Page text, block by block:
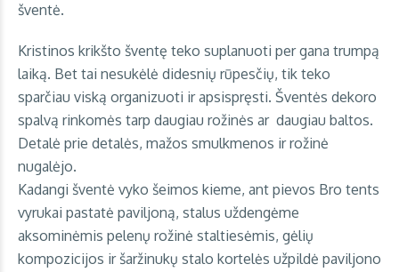
šventė.
Kristinos krikšto šventę teko suplanuoti per gana trumpą
laiką. Bet tai nesukėlė didesnių rūpesčių, tik teko
sparčiau viską organizuoti ir apsispręsti. Šventės dekoro
spalvą rinkomės tarp daugiau rožinės ar daugiau baltos.
Detalė prie detalės, mažos smulkmenos ir rožinė
nugalėjo.
Kadangi šventė vyko šeimos kieme, ant pievos Bro tents
vyrukai pastatė paviljoną, stalus uždengėme
aksominėmis pelenų rožinė staltiesėmis, gėlių
kompozicijos ir šaržinukų stalo kortelės užpildė paviljono